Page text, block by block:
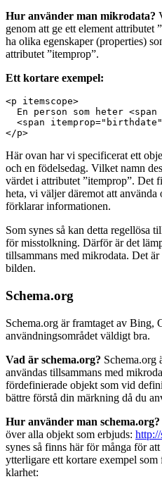
Hur använder man mikrodata?
genom att ge ett element attributet
ha olika egenskaper (properties)
attributet ”itemprop”.
Ett kortare exempel:
<p itemscope>
En person som heter
<span
</p>
Här ovan har vi specificerat ett
och en födelsedag. Vilket namn
värdet i attributet ”itemprop”. Det
heta, vi väljer däremot att använda
förklarar informationen.
Som synes så kan detta regellösa
för misstolkning. Därför är det
tillsammans med mikrodata. Det
bilden.
Schema.org
Schema.org är framtaget av Bing,
användningsområdet väldigt bra.
Vad är schema.org? Schema.org
användas tillsammans med
fördefinierade objekt som vid
bättre förstå din märkning då du
Hur använder man schema.org?
över alla objekt som erbjuds:
synes så finns här för många för
ytterligare ett kortare exempel
klarhet: